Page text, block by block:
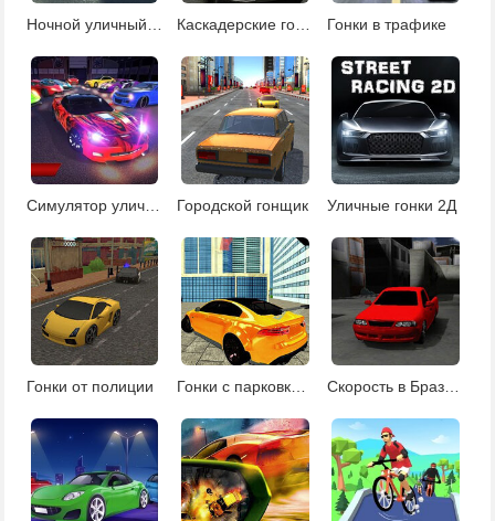
Каскадерские гонки на полицейских машинах Гонки в трафике
Симулятор уличных гонок Городской гонщик Уличные гонки 2Д
Гонки от полиции Гонки с парковкой машин Скорость в Бразилии